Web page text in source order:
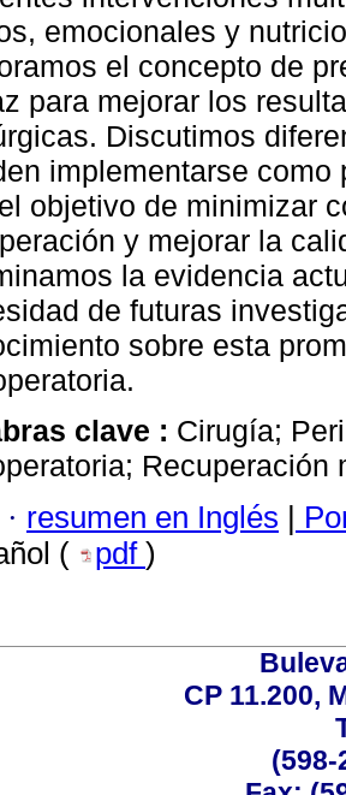
emocionales y
el concepto de
para mejorar los
Discutimos
implementarse
objetivo de minimizar
y mejorar la
la evidencia
de futuras
sobre esta
clave : Cirugía;
Recuperación
· resumen en Inglés |
(
pdf )
CP 11.200,
(598-